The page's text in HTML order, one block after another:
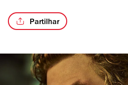
Partilhar